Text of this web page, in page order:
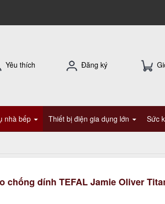
Yêu thích Đăng ký
nhà bếp Thiết bị điện gia dụng lớn Sức
chống dính TEFAL Jamie Oliver